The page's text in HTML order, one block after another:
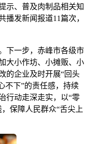
示、普及肉制品相关知
播发新闻报道11篇次，
一步，赤峰市各级市
大小作坊、小摊贩、小
的企业及时开展“回头
不下”的责任感，持续
行动走深走实，以“零
保障人民群众“舌尖上